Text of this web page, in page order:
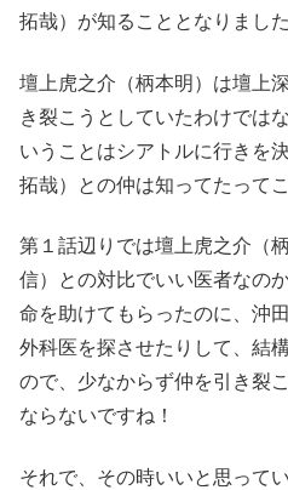
拓哉）が知ることとなりました
壇上虎之介（柄本明）は壇上
き裂こうとしていたわけでは
いうことはシアトルに行きを
拓哉）との仲は知ってたって
第１話辺りでは壇上虎之介（
信）との対比でいい医者なの
命を助けてもらったのに、沖
外科医を探させたりして、結
ので、少なからず仲を引き裂
ならないですね！
それで、その時いいと思って